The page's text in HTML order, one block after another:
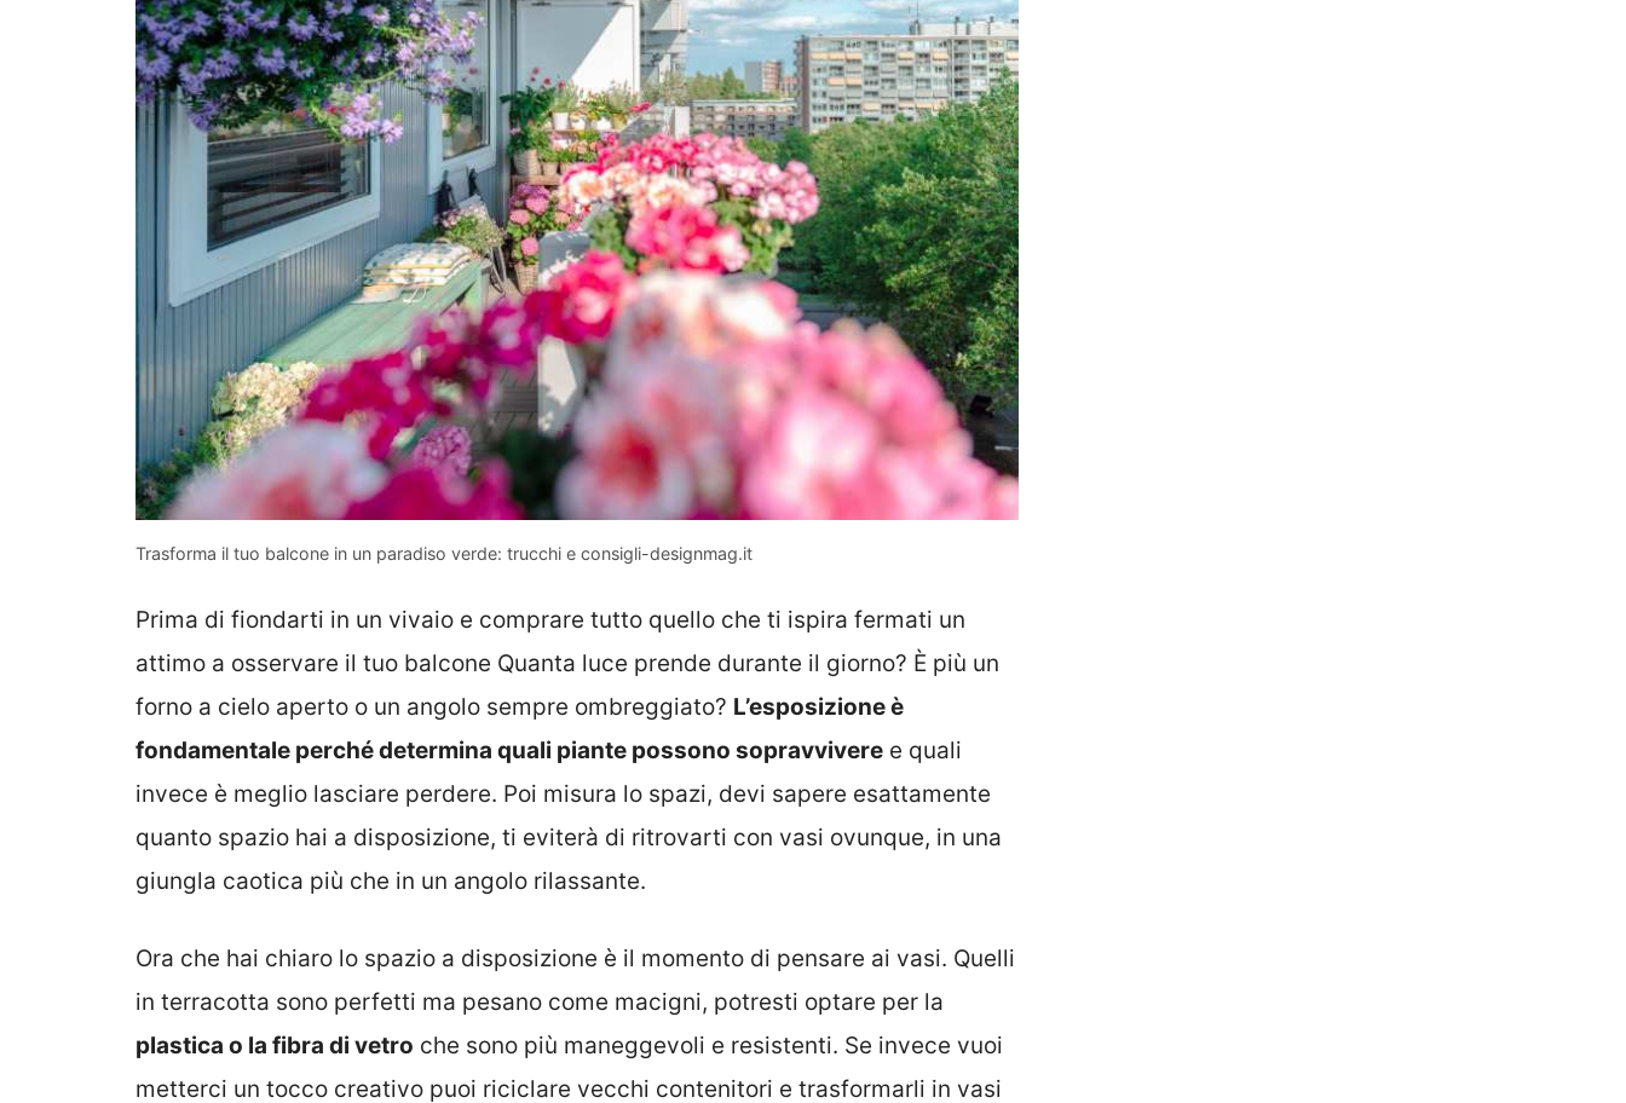
Trasforma il tuo balcone in un paradiso verde: trucchi e consigli-designmag.it
Prima di fiondarti in un vivaio e comprare tutto quello che ti ispira fermati un
attimo a osservare il tuo balcone Quanta luce prende durante il giorno? È più un
forno a cielo aperto o un angolo sempre ombreggiato? L’esposizione è
fondamentale perché determina quali piante possono sopravvivere e quali
invece è meglio lasciare perdere. Poi misura lo spazi, devi sapere esattamente
quanto spazio hai a disposizione, ti eviterà di ritrovarti con vasi ovunque, in una
giungla caotica più che in un angolo rilassante.
Ora che hai chiaro lo spazio a disposizione è il momento di pensare ai vasi. Quelli
in terracotta sono perfetti ma pesano come macigni, potresti optare per la
plastica o la fibra di vetro che sono più maneggevoli e resistenti. Se invece vuoi
metterci un tocco creativo puoi riciclare vecchi contenitori e trasformarli in vasi